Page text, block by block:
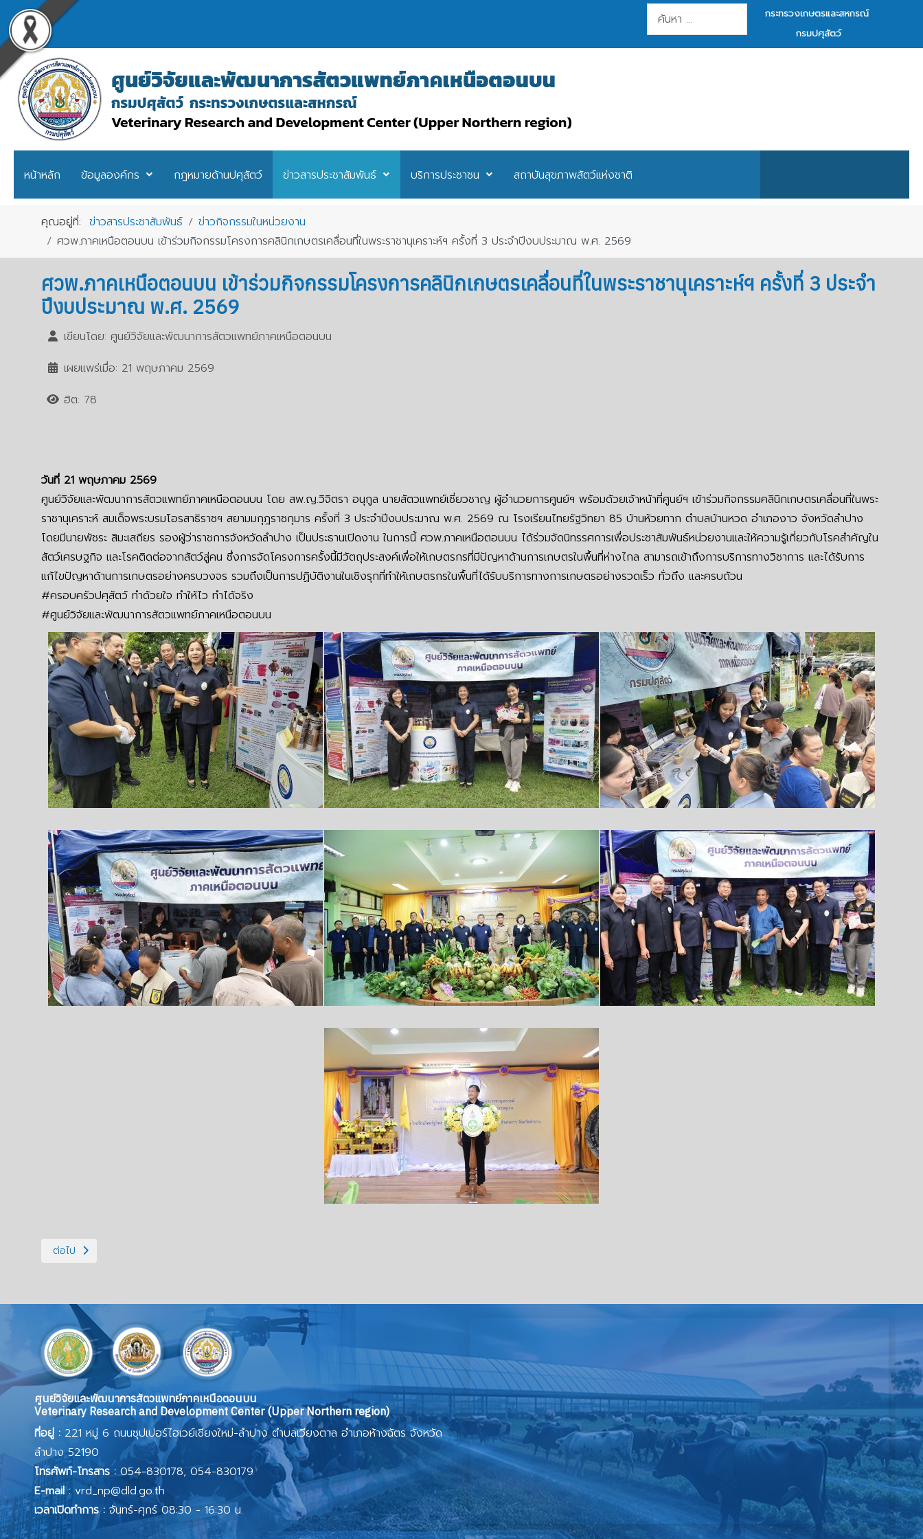
การค้นหา
กระทรวงเกษตรและสหกรณ์
กรมปศุสัตว์
หน้าหลัก ข้อมูลองค์กร กฎหมายด้านปศุสัตว์ ข่าวสารประชาสัมพันธ์ บริการประชาชน สถาบันสุขภาพสัตว์แห่งชาติ
คุณอยู่ที่:ข่าวสารประชาสัมพันธ์
ข่าวกิจกรรมในหน่วยงาน
ศวพ.ภาคเหนือตอนบน เข้าร่วมกิจกรรมโครงการคลินิกเกษตรเคลื่อนที่ในพระราชานุเคราะห์ฯ ครั้งที่ 3 ประจำปีงบประมาณ พ.ศ. 2569
ศวพ.ภาคเหนือตอนบน เข้าร่วมกิจกรรมโครงการคลินิกเกษตรเคลื่อนที่ในพระราชานุเคราะห์ฯ ครั้งที่ 3 ประจำ
ปีงบประมาณ พ.ศ. 2569
เขียนโดย:ศูนย์วิจัยและพัฒนาการสัตวแพทย์ภาคเหนือตอนบน
เผยแพร่เมื่อ: 21 พฤษภาคม 2569
ฮิต: 78
วันที่ 21 พฤษภาคม 2569
ศูนย์วิจัยและพัฒนาการสัตวแพทย์ภาคเหนือตอนบน โดย สพ.ญ.วิจิตรา อนุกูล นายสัตวแพทย์เชี่ยวชาญ ผู้อำนวยการศูนย์ฯ พร้อมด้วยเจ้าหน้าที่ศูนย์ฯ เข้าร่วมกิจกรรมคลินิกเกษตรเคลื่อนที่ในพระ
ราชานุเคราะห์ สมเด็จพระบรมโอรสาธิราชฯ สยามมกุฎราชกุมาร ครั้งที่ 3 ประจำปีงบประมาณ พ.ศ. 2569 ณ โรงเรียนไทยรัฐวิทยา 85 บ้านห้วยทาก ตำบลบ้านหวด อำเภองาว จังหวัดลำปาง
โดยมีนายพัชระ สิมะเสถียร รองผู้ว่าราชการจังหวัดลำปาง เป็นประธานเปิดงาน ในการนี้ ศวพ.ภาคเหนือตอนบน ได้ร่วมจัดนิทรรศการเพื่อประชาสัมพันธ์หน่วยงานและให้ความรู้เกี่ยวกับโรคสำคัญใน
สัตว์เศรษฐกิจ และโรคติดต่อจากสัตว์สู่คน ซึ่งการจัดโครงการครั้งนี้มีวัตถุประสงค์เพื่อให้เกษตรกรที่มีปัญหาด้านการเกษตรในพื้นที่ห่างไกล สามารถเข้าถึงการบริการทางวิชาการ และได้รับการ
แก้ไขปัญหาด้านการเกษตรอย่างครบวงจร รวมถึงเป็นการปฏิบัติงานในเชิงรุกที่ทำให้เกษตรกรในพื้นที่ได้รับบริการทางการเกษตรอย่างรวดเร็ว ทั่วถึง และครบถ้วน
#ครอบครัวปศุสัตว์ ทำด้วยใจ ทำให้ไว ทำได้จริง
#ศูนย์วิจัยและพัฒนาการสัตวแพทย์ภาคเหนือตอนบน
เนื้อหาถัดไป: ศูนย์วิจัยและพัฒนาการสัตวแพทย์ภาคเหนือตอนบน จัดกิจกรรมวันต้นไม้ประจำปีของชาติ พ.ศ. 2569
ต่อไป
ศูนย์วิจัยและพัฒนาการสัตวแพทย์ภาคเหนือตอนบน
Veterinary Research and Development Center (Upper Northern region)
ที่อยู่ : 221 หมู่ 6 ถนนซุปเปอร์ไฮเวย์เชียงใหม่-ลำปาง ตำบลเวียงตาล อำเภอห้างฉัตร จังหวัด
ลำปาง 52190
โทรศัพท์-โทรสาร :054-830178, 054-830179
E-mail: vrd_np@dld.go.th
เวลาเปิดทำการ : จันทร์-ศุกร์ 08:30 - 16:30 น.